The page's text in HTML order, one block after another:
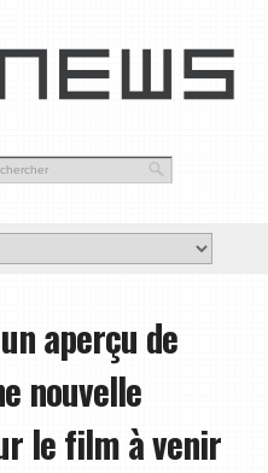
aperçu de
nouvelle
le film à venir